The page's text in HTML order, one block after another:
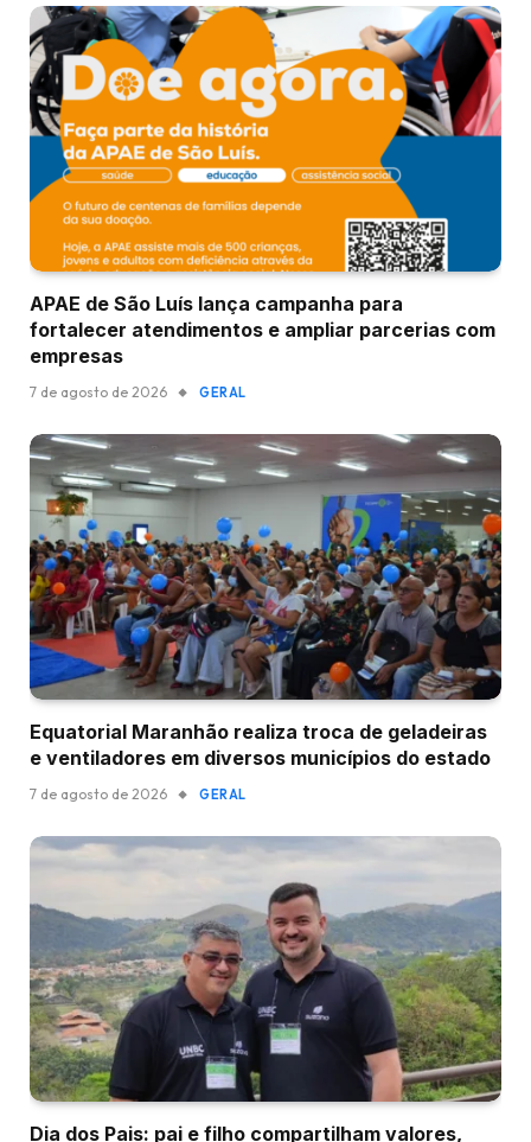
APAE de São Luís lança campanha para
fortalecer atendimentos e ampliar parcerias com
empresas
7 de agosto de 2026 GERAL
Equatorial Maranhão realiza troca de geladeiras
e ventiladores em diversos municípios do estado
7 de agosto de 2026 GERAL
Dia dos Pais: pai e filho compartilham valores,